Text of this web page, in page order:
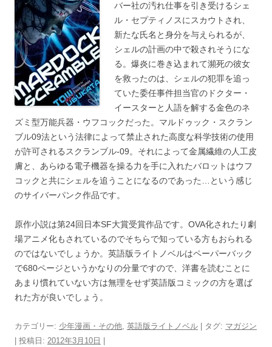
バー社の汚れ仕事を引き受けるシェ
ル・セプティノスにスカウトされ、
新たな氏名と身分を与えられるが、
シェルの計画の中で殺されそうにな
る。爆炎に巻き込まれて瀕死の彼女
を救ったのは、シェルの犯罪を追っ
ていた委任事件担当官のドクター・
イースターと人語を解する金色のネ
ズミ型万能兵器・ウフコックだった。マルドゥック・スクラン
ブル09法という法律によって禁止された高度な科学技術の使用
が許可されるスクランブル-09。それによって金属繊維の人工皮
膚と、あらゆる電子機器を操る力を手に入れたバロットはウフ
コックと共にシェルを追うことになるのであった…という感じ
のサイバーパンク作品です。
原作小説は第24回日本SF大賞受賞作品です。OVA化されたり劇
場アニメ化もされているのでそちらで知っている方もおられる
のではないでしょうか。英語版ライトノベルはペーパーバック
で680ページというかなりの分量ですので、洋書を読むことに
あまり慣れていない方は無理をせず英語版コミックの方を選ば
れた方が良いでしょう。
カテゴリー: 少年漫画・その他, 英語版ライトノベル | タグ: マガジン
| 投稿日: 2012年3月10日